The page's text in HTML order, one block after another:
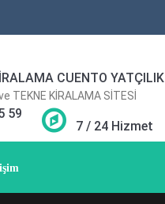
CUENTO YATÇILIK
TEKNE KİRALAMA SİTESİ
59
7 / 24 Hizmet